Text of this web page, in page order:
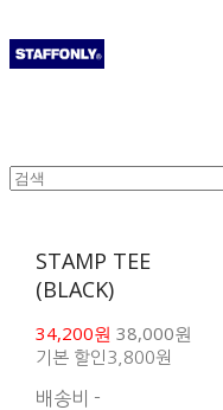
STAMP TEE
(BLACK)
34,200원 38,000원
기본 할인 3,800원
배송비 -